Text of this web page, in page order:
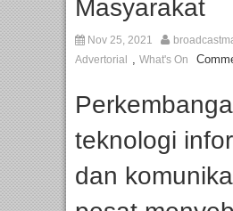
Masyarakat
Nov 25, 2021
Advertorial
, What's On
teknologi
dan